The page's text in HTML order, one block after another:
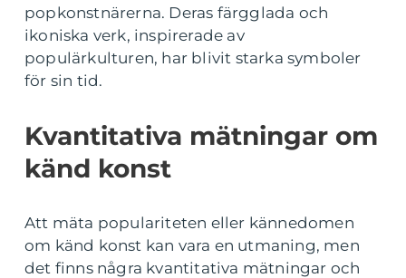
popkonstnärerna. Deras färgglada och
ikoniska verk, inspirerade av
populärkulturen, har blivit starka symboler
för sin tid.
Kvantitativa mätningar om
känd konst
Att mäta populariteten eller kännedomen
om känd konst kan vara en utmaning, men
det finns några kvantitativa mätningar och